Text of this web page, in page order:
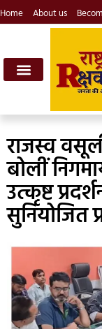
Home About us
राजस्व
बोलीं
उत्कृष्ट
सुनियोजित